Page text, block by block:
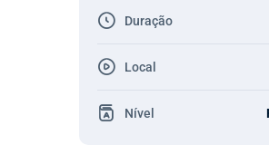
Duração
Local
Nível